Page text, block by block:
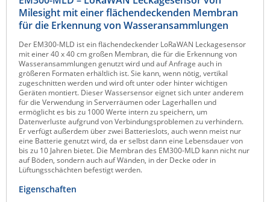
Raritan
Riello UPS
Server Technology
Siretta
SIRIO Antenne
Sunbird
Tactical Software
TEKTELIC
Teltonika
Unwired Networks
Milesight mit einer flächendeckenden Membran
für die Erkennung von Wasseransammlungen
Der EM300-MLD ist ein flächendeckender LoRaWAN Leckagesensor
mit einer 40 x 40 cm großen Membran, die für die Erkennung von
Wasseransammlungen genutzt wird und auf Anfrage auch in
größeren Formaten erhältlich ist. Sie kann, wenn nötig, vertikal
zugeschnitten werden und wird oft unter oder hinter wichtigen
Geräten montiert. Dieser Wassersensor eignet sich unter anderem
für die Verwendung in Serverräumen oder Lagerhallen und
ermöglicht es bis zu 1000 Werte intern zu speichern, um
Datenverluste aufgrund von Verbindungsproblemen zu verhindern.
Er verfügt außerdem über zwei Batterieslots, auch wenn meist nur
eine Batterie genutzt wird, da er selbst dann eine Lebensdauer von
bis zu 10 Jahren bietet. Die Membran des EM300-MLD kann nicht nur
auf Böden, sondern auch auf Wänden, in der Decke oder in
Lüftungsschächten befestigt werden.
Eigenschaften